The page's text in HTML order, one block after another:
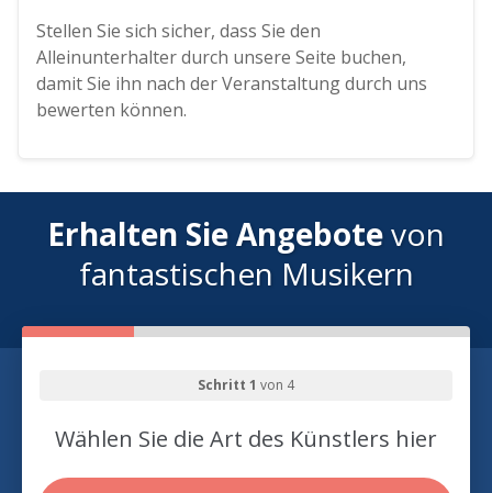
Stellen Sie sich sicher, dass Sie den
Alleinunterhalter durch unsere Seite buchen,
damit Sie ihn nach der Veranstaltung durch uns
bewerten können.
Erhalten Sie Angebotevon
fantastischen Musikern
Schritt 1 von 4
Wählen Sie die Art des Künstlers hier